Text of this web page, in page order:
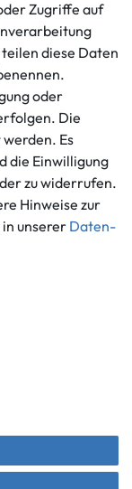
für andere
mit den
Zugriffe auf
diese Daten
oder
Die
Es
die Einwilligung
zu widerrufen.
Hinweise zur
unserer Daten­